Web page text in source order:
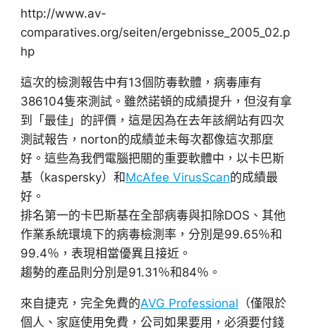
http://www.av-
comparatives.org/seiten/ergebnisse_2005_02.p
hp
這次的檢測報告中有13個防毒軟體，病毒庫有
386104隻來測試。雖然諾頓的成績提升，但沒有拿
到「最佳」的評價，這是因為在去年該網站有四次
測試報告，norton的成績並未每次都像這次那麼
好。這些為我們電腦把關的重要軟體中，以卡巴斯
基（kaspersky）和McAfee VirusScan的成績最
好。
排名第一的卡巴斯基在全部病毒與扣除DOS、其他
作業系統環境下的病毒檢測率，分別是99.65％和
99.4％，表現相當優異且接近。
趨勢的產品則分別是91.31％和84％。
來自捷克，完全免費的AVG Professional （僅限於
個人、家庭使用免費，公司如果要用，必須要付錢